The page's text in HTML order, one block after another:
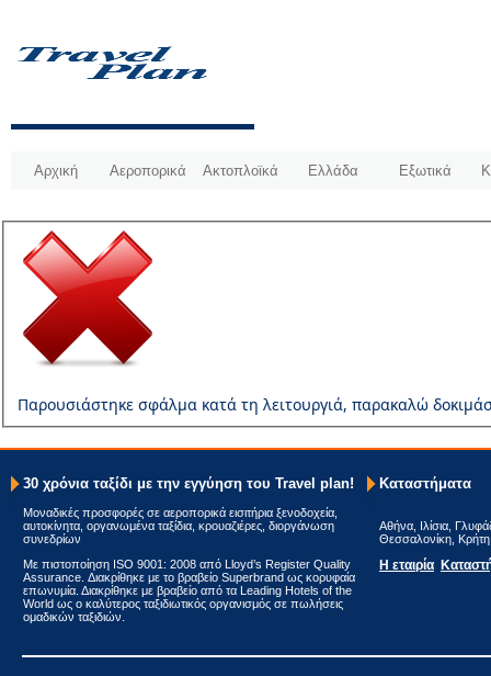
Αρχική Αεροπορικά Ακτοπλοϊκά Ελλάδα Εξωτικά
Παρουσιάστηκε σφάλμα κατά τη λειτουργιά, παρακαλώ
30 χρόνια ταξίδι με την εγγύηση του Travel plan!
Μοναδικές προσφορές σε αεροπορικά εισιτήρια ξενοδοχεία,
αυτοκίνητα, οργανωμένα ταξίδια, κρουαζιέρες, διοργάνωση
συνεδρίων
Με πιστοποίηση ΙSO 9001: 2008 από Lloyd’s Register Quality
Assurance. Διακρίθηκε με το βραβείο Superbrand ως κορυφαία
επωνυμία. Διακρίθηκε με βραβείο από τα Leading Hotels of the
World ως ο καλύτερος ταξιδιωτικός οργανισμός σε πωλήσεις
ομαδικών ταξιδιών.
Καταστήματα
Αθήνα, Ιλίσια,
Θεσσαλονίκη,
Η εταιρία